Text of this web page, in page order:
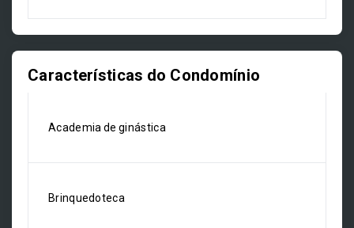
Características do Condomínio
Academia de ginástica
Brinquedoteca